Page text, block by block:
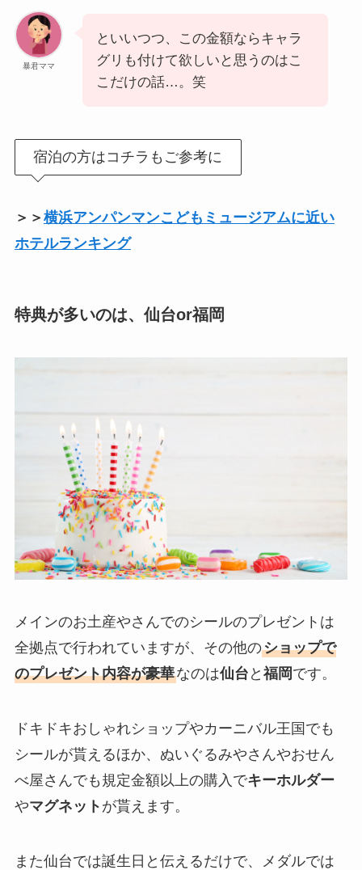
暴君ママ
といいつつ、この金額ならキャラ
グリも付けて欲しいと思うのはこ
こだけの話…。笑
宿泊の方はコチラもご参考に
＞＞ 横浜アンパンマンこどもミュージアムに近い
ホテルランキング
特典が多いのは、仙台or福岡
メインのお土産やさんでのシールのプレゼントは
全拠点で行われていますが、その他のショップで
のプレゼント内容が豪華なのは仙台 と 福岡 です。
ドキドキおしゃれショップやカーニバル王国でも
シールが貰えるほか、ぬいぐるみやさんやおせん
べ屋さんでも規定金額以上の購入でキーホルダー
やマグネット が貰えます。
また仙台では誕生日と伝えるだけで、メダルでは